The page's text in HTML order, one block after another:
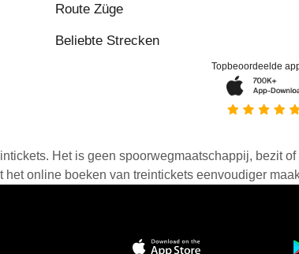
Route Züge
Beliebte Strecken
Topbeoordeelde
Het is geen spoorwegmaatschappij, bezit
online boeken van treintickets eenvoudiger